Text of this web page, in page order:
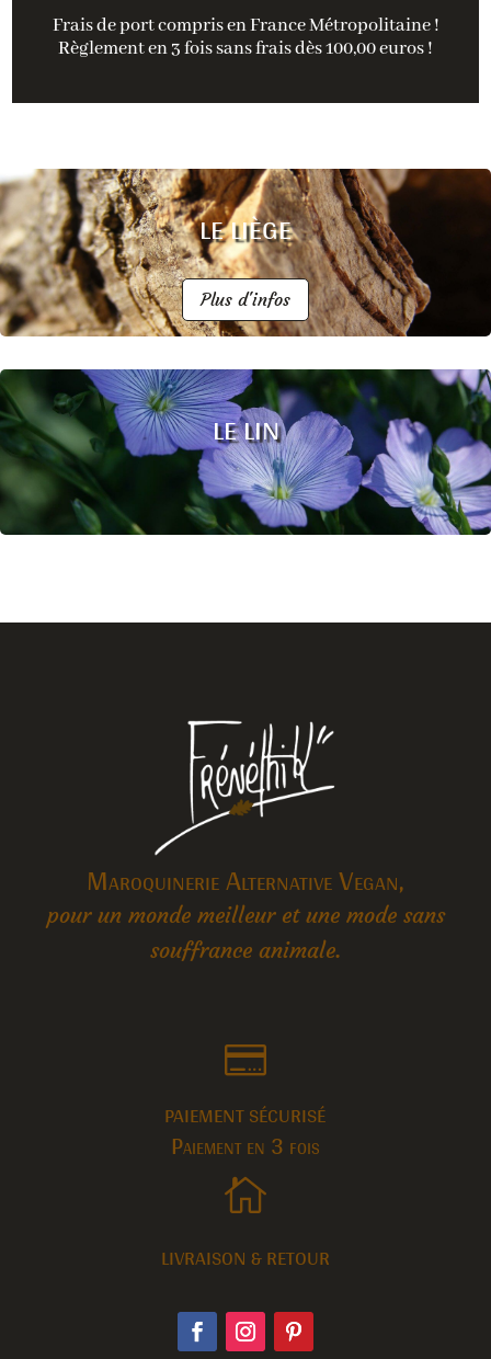
Frais de port compris en France Métropolitaine !
Règlement en 3 fois sans frais dès 100,00 euros !
LE LIÈGE
Plus d'infos
LE LIN
Maroquinerie Alternative Vegan,
pour un monde meilleur et une mode sans
souffrance animale.

PAIEMENT SÉCURISÉ
Paiement en 3 fois

LIVRAISON & RETOUR